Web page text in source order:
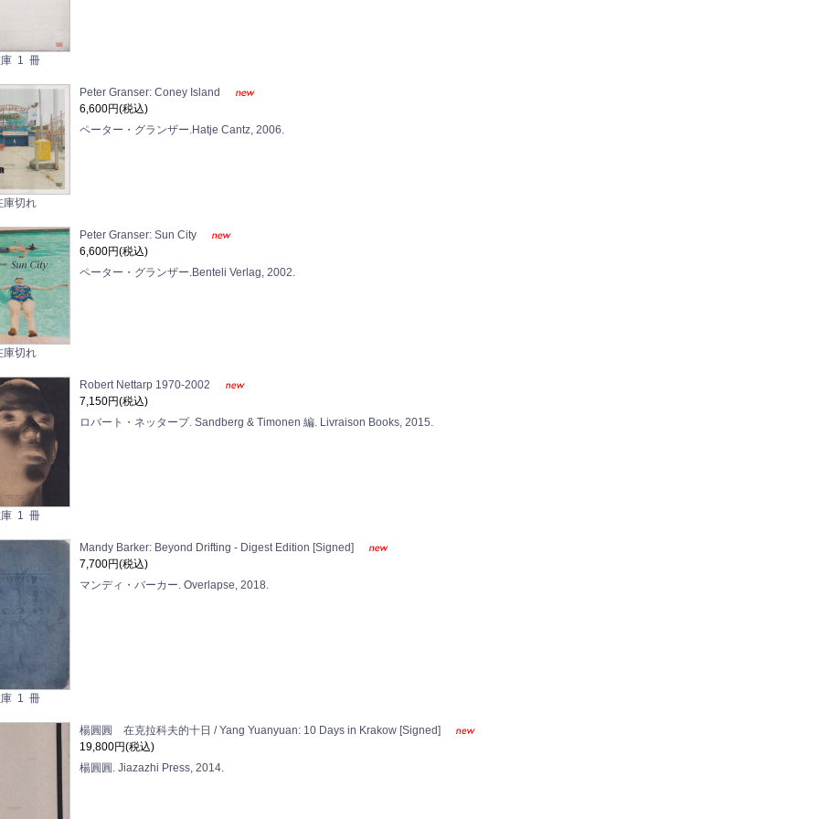
1 冊
庫切れ
Peter Granser: Coney Island
6,600円(税込)
ペーター・グランザー.Hatje Cantz, 2006.
庫切れ
Peter Granser: Sun City
6,600円(税込)
ペーター・グランザー.Benteli Verlag, 2002.
1 冊
Robert Nettarp 1970-2002
7,150円(税込)
ロバート・ネッタープ. Sandberg & Timonen 編. Livraison Books, 2015.
1 冊
Mandy Barker: Beyond Drifting - Digest Edition [Signed]
7,700円(税込)
マンディ・バーカー. Overlapse, 2018.
楊圓圓 在克拉科夫的十日 / Yang Yuanyuan: 10 Days in Krakow [Signed]
19,800円(税込)
楊圓圓. Jiazazhi Press, 2014.